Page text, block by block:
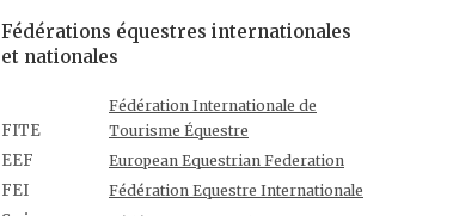
Fédérations équestres internationales
et nationales
FITE
Fédération Internationale de
Tourisme Équestre
EEF European Equestrian Federation
FEI Fédération Equestre Internationale